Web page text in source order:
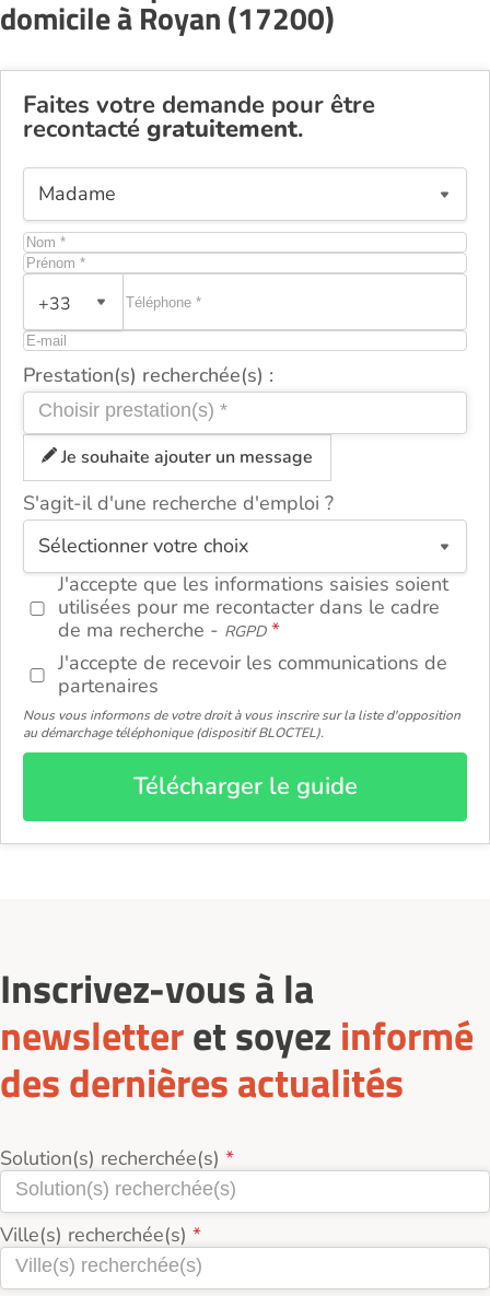
domicile à Royan (17200)
Faites votre demande pour être
recontacté gratuitement.
+33
Prestation(s) recherchée(s) :
Je souhaite ajouter un message
S'agit-il d'une recherche d'emploi ?
J'accepte que les informations saisies soient
utilisées pour me recontacter dans le cadre
de ma recherche - RGPD
J'accepte de recevoir les communications de
partenaires
Nous vous informons de votre droit à vous inscrire sur la liste d'opposition
au démarchage téléphonique (dispositif BLOCTEL).
Télécharger le guide
ou
Inscrivez-vous à la
newsletteret soyez informé
des dernières actualités
Solution(s) recherchée(s)
Ville(s) recherchée(s)